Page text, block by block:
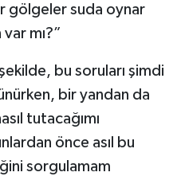
gölgeler suda oynar
var mı?”
bu soruları şimdi
bir yandan da
tutacağımı
önce asıl bu
sorgulamam